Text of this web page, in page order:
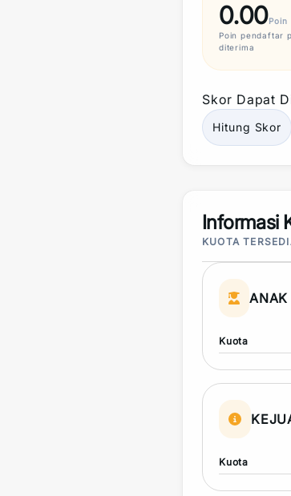
0.00Poin
Poin pendaftar
diterima
Skor Dapat
Hitung Skor
Informasi
KUOTA
ANAK
Kuota
Kuota